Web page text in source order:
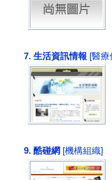
7. 生活資訊情報 [醫療
9. 酷碰網 [機構組織]